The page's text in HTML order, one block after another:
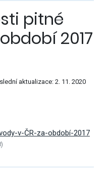
pitné
2017
aktualizace: 2. 11. 2020
v-ČR-za-období-2017
)